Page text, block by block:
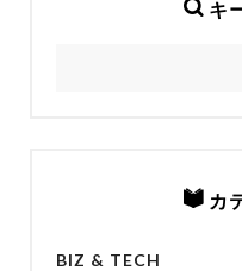
キ
カ
BIZ & TECH